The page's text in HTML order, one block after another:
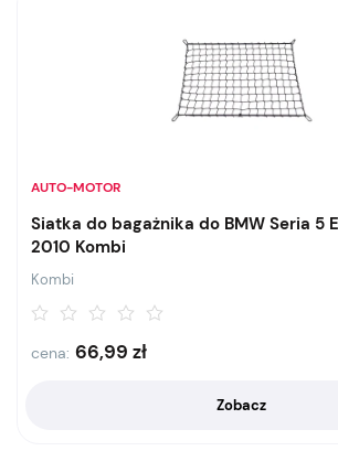
AUTO-MOTOR
Siatka do bagażnika do BMW Seria 5
2010 Kombi
Kombi
cena: 66,99 zł
Zobacz